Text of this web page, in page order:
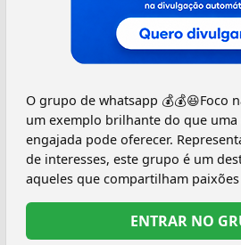
O grupo de whatsapp 💰💰😆Foco
um exemplo brilhante do que
engajada pode oferecer.
de interesses, este grupo é um
aqueles que compartilham
ENTRAR NO